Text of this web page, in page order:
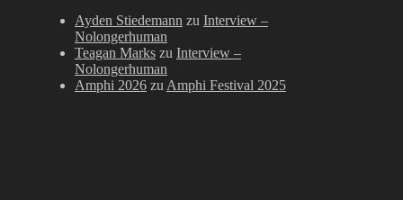
Ayden Stiedemann zu Interview –
Nolongerhuman
Teagan Marks zu Interview –
Nolongerhuman
Amphi 2026 zu Amphi Festival 2025